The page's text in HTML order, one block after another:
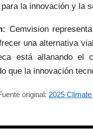
la innovación y la
Cemvision
una alternativa
está allanando el
que la innovación
original: 2025